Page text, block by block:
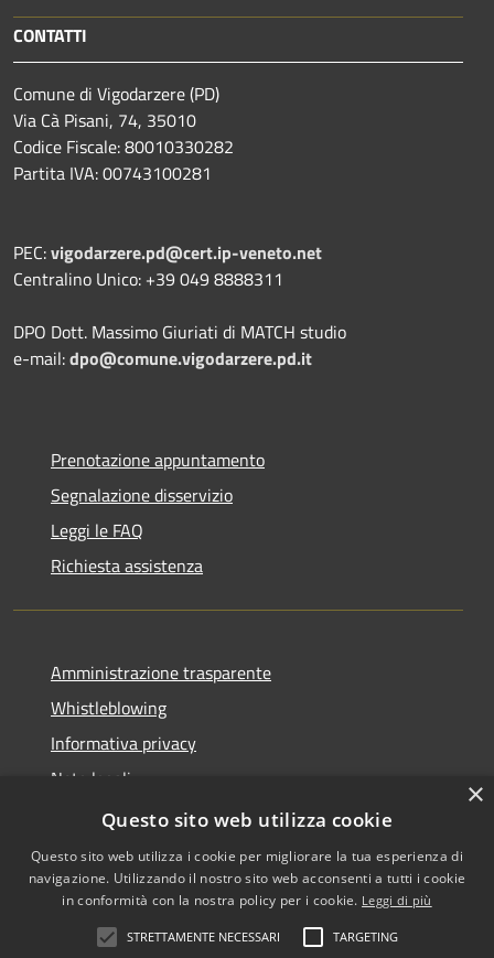
CONTATTI
Comune di Vigodarzere (PD)
Via Cà Pisani, 74, 35010
Codice Fiscale: 80010330282
Partita IVA: 00743100281
PEC:vigodarzere.pd@cert.ip-veneto.net
Centralino Unico: +39 049 8888311
DPO Dott. Massimo Giuriati di MATCH studio
e-mail:dpo@comune.vigodarzere.pd.it
Prenotazione appuntamento
Segnalazione disservizio
Leggi le FAQ
Richiesta assistenza
Amministrazione trasparente
Whistleblowing
Informativa privacy
Note legali
Dichiarazione di accessibilità
Accessibilità
Copyright © 2026 • Comune di
Vigodarzere • Powered by
×
Questo sito web utilizza cookie
Questo sito web utilizza i cookie per migliorare la tua esperienza di
navigazione. Utilizzando il nostro sito web acconsenti a tutti i cookie
in conformità con la nostra policy per i cookie. Leggi di più
STRETTAMENTE NECESSARI TARGETING